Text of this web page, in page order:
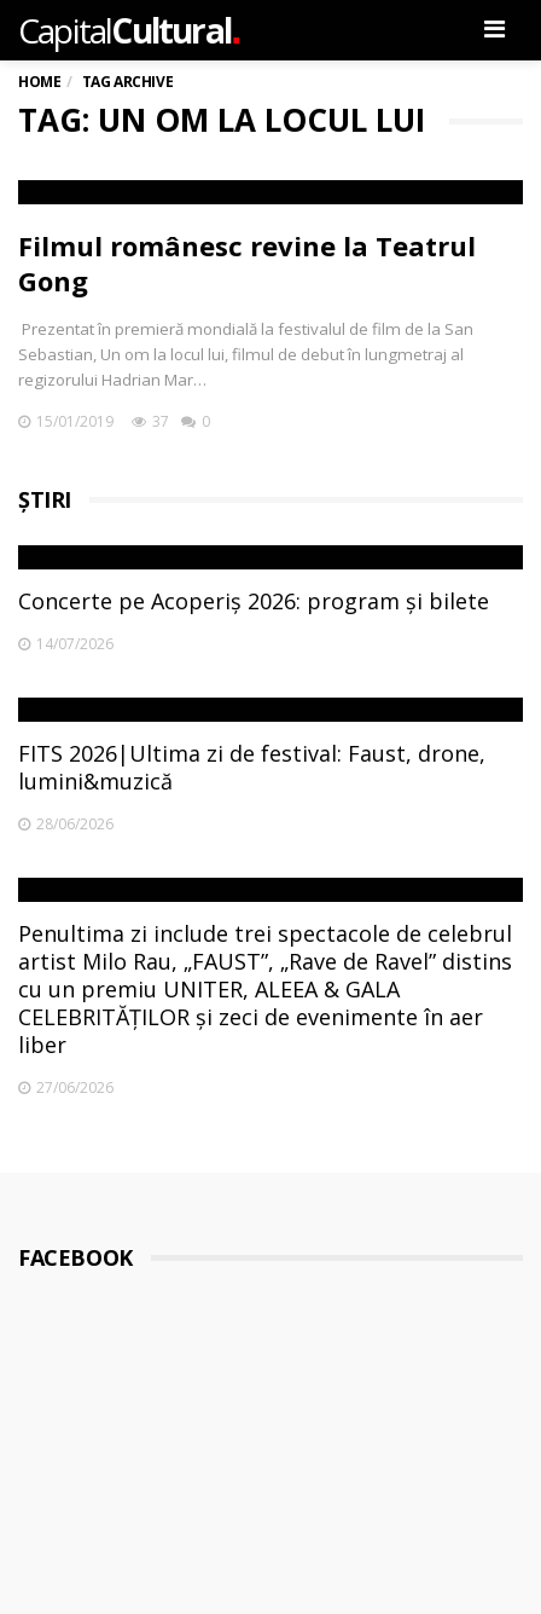
CapitalCultural.
HOME TAG ARCHIVE
TAG: UN OM LA LOCUL LUI
Filmul românesc revine la Teatrul
Gong
Prezentat în premieră mondială la festivalul de film de la San
Sebastian, Un om la locul lui, filmul de debut în lungmetraj al
regizorului Hadrian Mar…
15/01/2019 37 0
ȘTIRI
Concerte pe Acoperiș 2026: program și bilete
14/07/2026
FITS 2026|Ultima zi de festival: Faust, drone,
lumini&muzică
28/06/2026
Penultima zi include trei spectacole de celebrul
artist Milo Rau, „FAUST”, „Rave de Ravel” distins
cu un premiu UNITER, ALEEA & GALA
CELEBRITĂȚILOR și zeci de evenimente în aer
liber
27/06/2026
FACEBOOK